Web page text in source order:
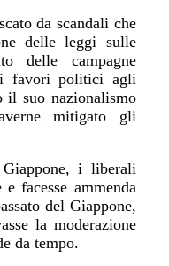
da scandali che
delle leggi sulle
delle campagne
favori politici agli
suo nazionalismo
mitigato gli
i liberali
facesse ammenda
del Giappone,
la moderazione
da tempo.